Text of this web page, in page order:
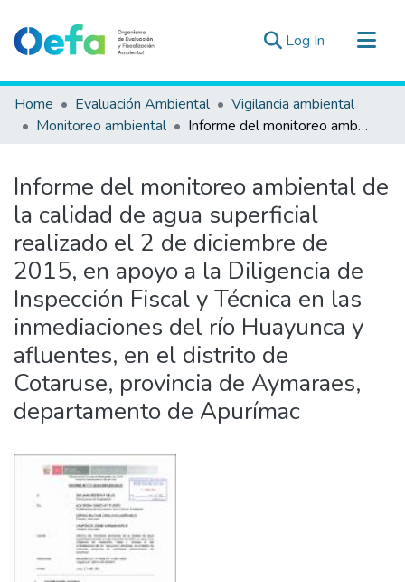
Log In (current)
Communities & Collections
All of DSpace
Estad. Externas
Guias ▾
Home Evaluación Ambiental
Vigilancia ambiental
Monitoreo ambiental
Informe del monitoreo ambiental de la calidad de agua superficial realizado el 2 de diciembre de 2015, en apoyo a la Diligencia de Inspección Fiscal y Técnica en las inmediaciones del río Huayunca y afluentes, en el distrito de Cotaruse, provincia de Aymaraes, departamento de Apurímac
Informe del monitoreo ambiental de
la calidad de agua superficial
realizado el 2 de diciembre de
2015, en apoyo a la Diligencia de
Inspección Fiscal y Técnica en las
inmediaciones del río Huayunca y
afluentes, en el distrito de
Cotaruse, provincia de Aymaraes,
departamento de Apurímac